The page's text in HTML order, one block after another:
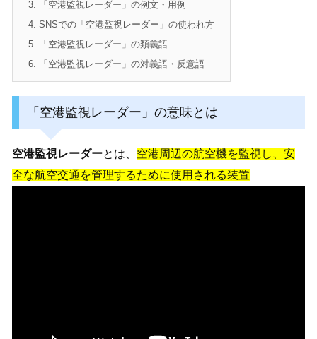
3. 「空港監視レーダー」の例文・用例
4. SNSでの「空港監視レーダー」の使われ方
5. 「空港監視レーダー」の類義語
6. 「空港監視レーダー」の対義語・反意語
「空港監視レーダー」の意味とは
空港監視レーダーとは、 空港周辺の航空機を監視し、安
全な航空交通を管理するために使用される装置